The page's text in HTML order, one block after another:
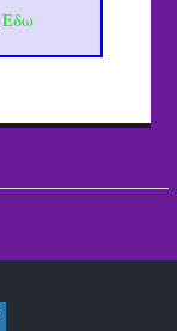
Εδω